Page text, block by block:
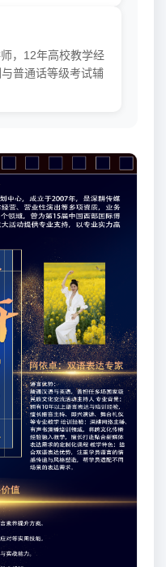
，12年高校教学经
普通话等级考试辅